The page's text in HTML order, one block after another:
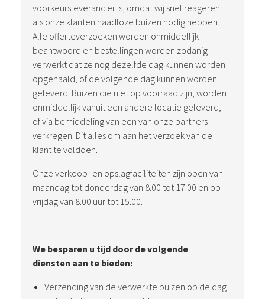
voorkeursleverancier is, omdat wij snel reageren
als onze klanten naadloze buizen nodig hebben.
Alle offerteverzoeken worden onmiddellijk
beantwoord en bestellingen worden zodanig
verwerkt dat ze nog dezelfde dag kunnen worden
opgehaald, of de volgende dag kunnen worden
geleverd. Buizen die niet op voorraad zijn, worden
onmiddellijk vanuit een andere locatie geleverd,
of via bemiddeling van een van onze partners
verkregen. Dit alles om aan het verzoek van de
klant te voldoen.
Onze verkoop- en opslagfaciliteiten zijn open van
maandag tot donderdag van 8.00 tot 17.00 en op
vrijdag van 8.00 uur tot 15.00.
We besparen u tijd door de volgende
diensten aan te bieden:
Verzending van de verwerkte buizen op de dag